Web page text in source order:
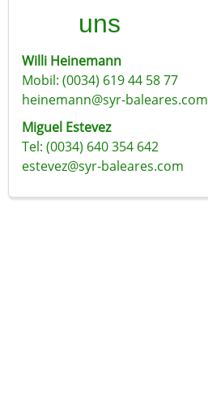
uns
Willi Heinemann
Mobil: (0034) 619 44 58 77
heinemann@syr-baleares.com
Miguel Estevez
Tel: (0034) 640 354 642
estevez@syr-baleares.com